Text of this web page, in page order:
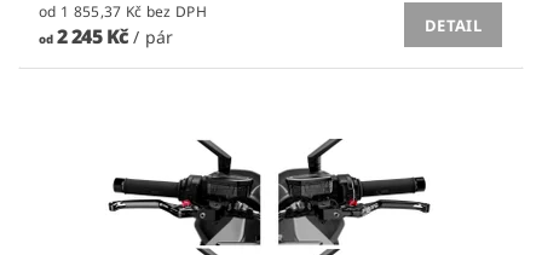
od 1 855,37 Kč bez DPH
od2 245 Kč/ pár
DETAIL